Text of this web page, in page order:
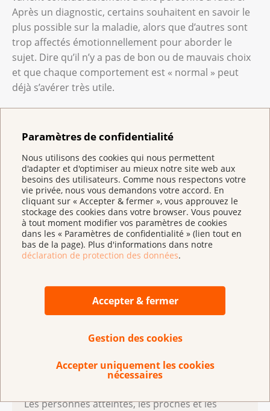
Paramètres de confidentialité
Nous utilisons des cookies qui nous permettent
d'adapter et d'optimiser au mieux notre site web aux
besoins des utilisateurs. Comme nous respectons votre
vie privée, nous vous demandons votre accord. En
cliquant sur « Accepter & fermer », vous approuvez le
stockage des cookies dans votre browser. Vous pouvez
à tout moment modifier vos paramètres de cookies
dans les « Paramètres de confidentialité » (lien tout en
bas de la page). Plus d'informations dans notre
déclaration de protection des données.
Accepter & fermer
Gestion des cookies
Accepter uniquement les cookies
nécessaires
Après un diagnostic, certains souhaitent en savoir le
plus possible sur la maladie, alors que d’autres sont
trop affectés émotionnellement pour aborder le
sujet. Dire qu’il n’y a pas de bon ou de mauvais choix
et que chaque comportement est « normal » peut
déjà s’avérer très utile.
personnes atteintes d’un cancer pour les aider à
Le cancer d’un être cher touche également les
proches, qui se sentent généralement accablés. Nous
les encourageons à accompagner la personne
touchée dans la mesure du possible et à poser des
questions aux professionnels afin de mieux
comprendre la maladie et les traitements. Les
proches ont également le droit de chercher du
et des îlots de liberté pour renforcer ses propres
forces et ressources.
Le cancer soulève de nombreuses
Les personnes atteintes, les proches et les